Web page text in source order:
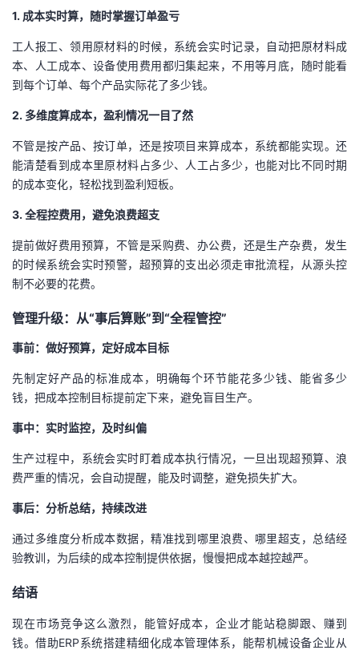
者
学
堂
我
课
程
的
认
证
我
的
实
验
我
的
收
藏
支
持
我
的
支
持
我
声
建
议
1. 成本实时算，随时掌握订单盈亏
工人报工、领用原材料的时候，系统会实时记录，自动把原材料成
本、人工成本、设备使用费用都归集起来，不用等月底，随时能看
到每个订单、每个产品实际花了多少钱。
2. 多维度算成本，盈利情况一目了然
不管是按产品、按订单，还是按项目来算成本，系统都能实现。还
能清楚看到成本里原材料占多少、人工占多少，也能对比不同时期
的成本变化，轻松找到盈利短板。
3. 全程控费用，避免浪费超支
提前做好费用预算，不管是采购费、办公费，还是生产杂费，发生
的时候系统会实时预警，超预算的支出必须走审批流程，从源头控
制不必要的花费。
管理升级：从“事后算账”到“全程管控”
事前：做好预算，定好成本目标
先制定好产品的标准成本，明确每个环节能花多少钱、能省多少
钱，把成本控制目标提前定下来，避免盲目生产。
事中：实时监控，及时纠偏
生产过程中，系统会实时盯着成本执行情况，一旦出现超预算、浪
费严重的情况，会自动提醒，能及时调整，避免损失扩大。
事后：分析总结，持续改进
通过多维度分析成本数据，精准找到哪里浪费、哪里超支，总结经
验教训，为后续的成本控制提供依据，慢慢把成本越控越严。
结语
现在市场竞争这么激烈，能管好成本，企业才能站稳脚跟、赚到
钱。借助ERP系统搭建精细化成本管理体系，能帮机械设备企业从